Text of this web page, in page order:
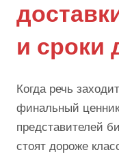
и сроки
Когда речь
финальный
представителей
стоят дороже